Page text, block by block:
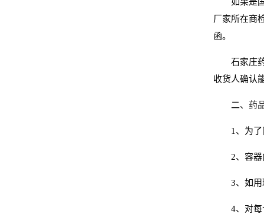
厂家所在商
函。
石家庄
收货人确
二、 药
1、为
2、容
3、如
4、对